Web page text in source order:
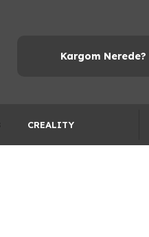
Kargom Nerede?
CREALITY